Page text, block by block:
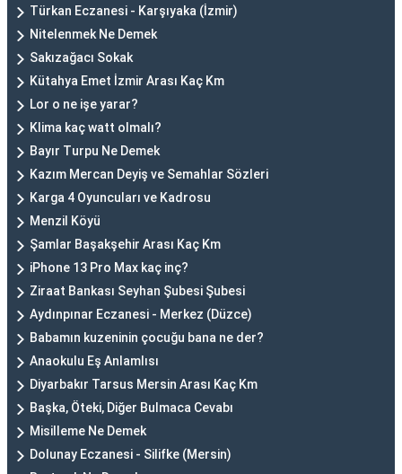
Türkan Eczanesi - Karşıyaka (İzmir)
Nitelenmek Ne Demek
Sakızağacı Sokak
Kütahya Emet İzmir Arası Kaç Km
Lor o ne işe yarar?
Klima kaç watt olmalı?
Bayır Turpu Ne Demek
Kazım Mercan Deyiş ve Semahlar Sözleri
Karga 4 Oyuncuları ve Kadrosu
Menzil Köyü
Şamlar Başakşehir Arası Kaç Km
iPhone 13 Pro Max kaç inç?
Ziraat Bankası Seyhan Şubesi Şubesi
Aydınpınar Eczanesi - Merkez (Düzce)
Babamın kuzeninin çocuğu bana ne der?
Anaokulu Eş Anlamlısı
Diyarbakır Tarsus Mersin Arası Kaç Km
Başka, Öteki, Diğer Bulmaca Cevabı
Misilleme Ne Demek
Dolunay Eczanesi - Silifke (Mersin)